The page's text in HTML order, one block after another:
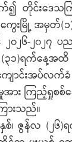
တိုင်းဒေသက
ကွေးမြို့ အမှတ်
၂၀၂၆-၂၀၂
၁)ရက်နေ့အထိ
ောင်းအပ်လက်
အား ကြည့်ရှုစ
ားသည်။
၊ ဇွန်လ (၂၆)